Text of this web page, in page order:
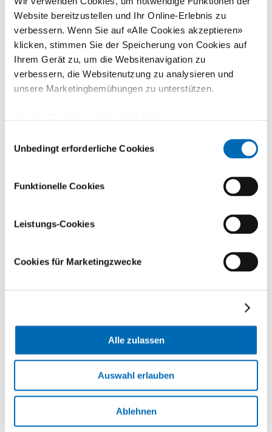
Website bereitzustellen und Ihr Online-Erlebnis zu
verbessern. Wenn Sie auf «Alle Cookies akzeptieren»
klicken, stimmen Sie der Speicherung von Cookies auf
Ihrem Gerät zu, um die Websitenavigation zu
verbessern, die Websitenutzung zu analysieren und
unsere Marketingbemühungen zu unterstützen.
Unbedingt erforderliche Cookies
Funktionelle Cookies
Leistungs-Cookies
Cookies für Marketingzwecke
Alle zulassen
Auswahl erlauben
Ablehnen
Mitgliedschaften
Deutsche Gesellschaft für Anästhesiologie und
+41 44 386 38 32
+41 44 386 54 15
Chefarztsekretariat
Claudia Gasser-Fideeler
+41 44 386 54 02
E-Mail